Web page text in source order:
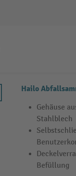
Hailo
Gehäuse
Stahlblech
Befüllung